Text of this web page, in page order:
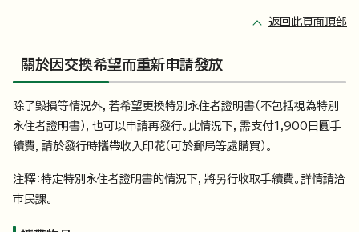
返回此頁面頂部
關於因交換希望而重新申請發放
除了毀損等情況外，若希望更換特別永住者證明書（不包括視為特別
永住者證明書），也可以申請再發行。此情況下，需支付1,900日圓手
續費，請於發行時攜帶收入印花（可於郵局等處購買）。
注釋：特定特別永住者證明書的情況下，將另行收取手續費。詳情請洽
市民課。